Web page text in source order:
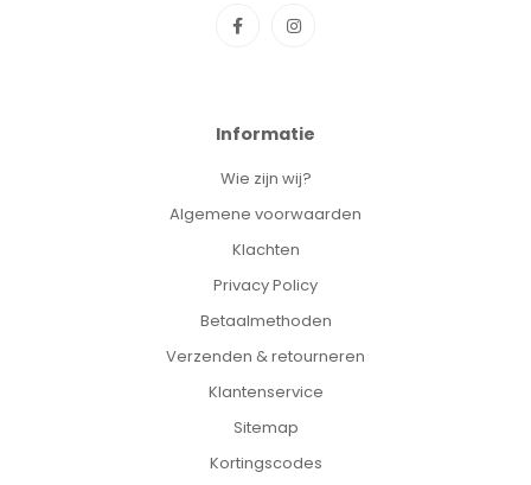
Informatie
Wie zijn wij?
Algemene voorwaarden
Klachten
Privacy Policy
Betaalmethoden
Verzenden & retourneren
Klantenservice
Sitemap
Kortingscodes